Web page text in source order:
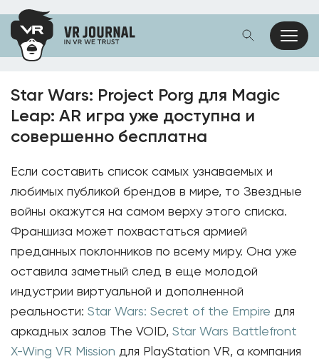
Star Wars: Project Porg для Magic
Leap: AR игра уже доступна и
совершенно бесплатна
Если составить список самых узнаваемых и
любимых публикой брендов в мире, то Звездные
войны окажутся на самом верху этого списка.
Франшиза может похвастаться армией
преданных поклонников по всему миру. Она уже
оставила заметный след в еще молодой
индустрии виртуальной и дополненной
реальности: Star Wars: Secret of the Empire для
аркадных залов The VOID, Star Wars Battlefront
X-Wing VR Mission для PlayStation VR, а компания